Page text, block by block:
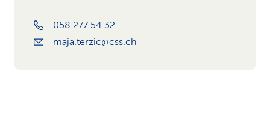
058 277 54 32
maja.terzic@css.ch